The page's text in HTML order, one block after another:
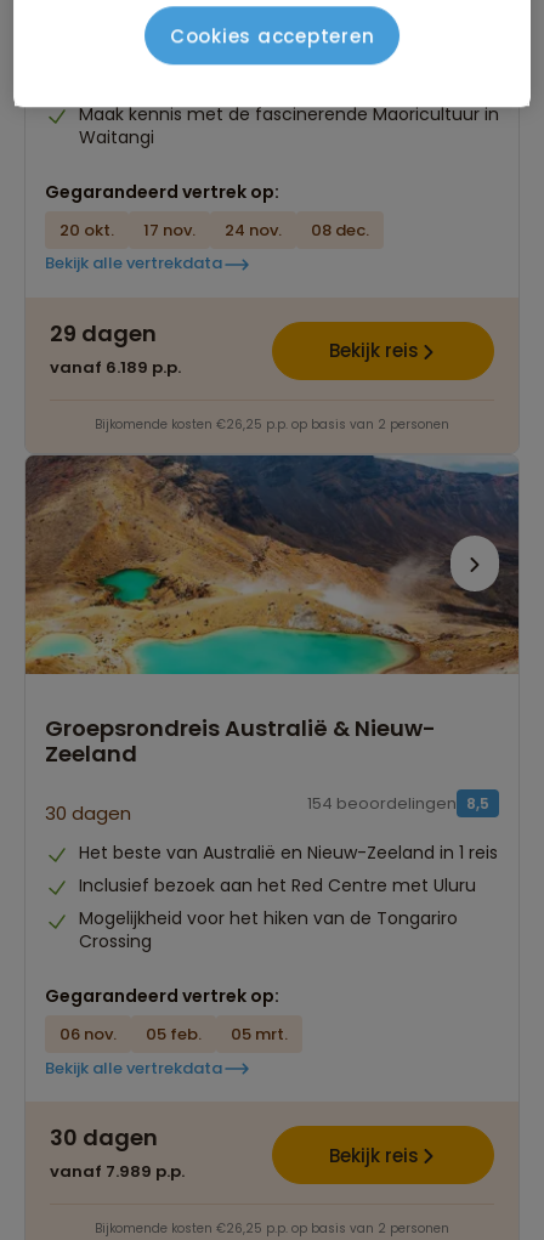
Excursie naar Tekapo, Moeraki & Mount Cook
Ontspannen verblijf van drie dagen in de Bay of
Maak kennis met de fascinerende Maoricultuur in
Waitangi
Gegarandeerd vertrek op:
20 okt. 17 nov. 24 nov.
08 dec.
Bekijk alle vertrekdata
29 dagen
vanaf 6.189 p.p.
Bekijk reis
Bijkomende kosten €26,25 p.p. op basis van 2 personen
Groepsrondreis Australië & Nieuw-
Zeeland
30 dagen 8,5
154 beoordelingen
Het beste van Australië en Nieuw-Zeeland in 1 reis
Inclusief bezoek aan het Red Centre met Uluru
Mogelijkheid voor het hiken van de Tongariro
Crossing
Gegarandeerd vertrek op:
06 nov. 05 feb.
05 mrt.
Bekijk alle vertrekdata
30 dagen
vanaf 7.989 p.p.
Bekijk reis
Bijkomende kosten €26,25 p.p. op basis van 2 personen
Cookies accepteren